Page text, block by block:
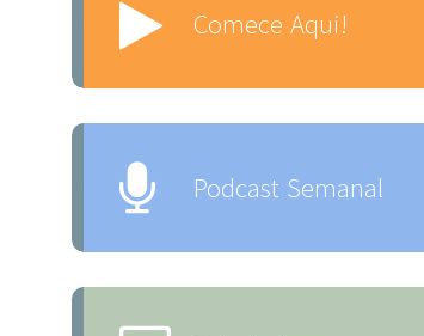
Comece Aqui!
Podcast Semanal